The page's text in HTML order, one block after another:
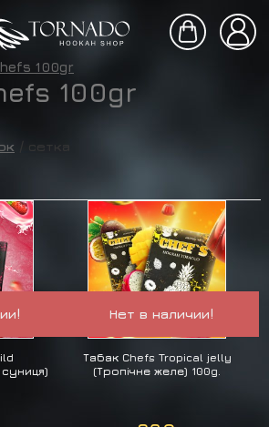
100gr
100gr
/ сетка
Нет в наличии!
Табак Chefs Tropical jelly
(Тропічне желе) 100g.